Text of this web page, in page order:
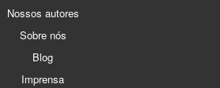
Nossos autores
Sobre nós
Blog
Imprensa